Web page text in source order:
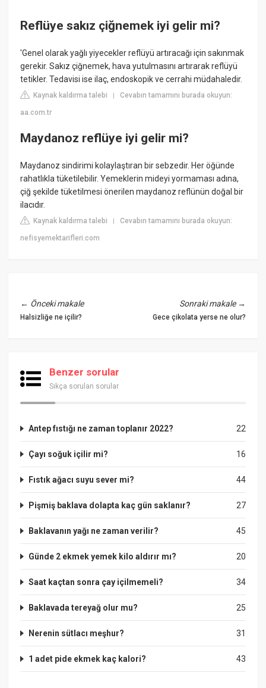
Reflüye sakız çiğnemek iyi gelir mi?
'Genel olarak yağlı yiyecekler reflüyü artıracağı için sakınmak
gerekir. Sakız çiğnemek, hava yutulmasını artırarak reflüyü
tetikler. Tedavisi ise ilaç, endoskopik ve cerrahi müdahaledir.
Kaynak kaldırma talebi |Cevabın tamamını burada okuyun:
aa.com.tr
Maydanoz reflüye iyi gelir mi?
Maydanoz sindirimi kolaylaştıran bir sebzedir. Her öğünde
rahatlıkla tüketilebilir. Yemeklerin mideyi yormaması adına,
çiğ şekilde tüketilmesi önerilen maydanoz reflünün doğal bir
ilacıdır.
Kaynak kaldırma talebi |Cevabın tamamını burada okuyun:
nefisyemektarifleri.com
← Önceki makale
Halsizliğe ne içilir?
Sonraki makale→
Gece çikolata yerse ne olur?
Benzer sorular
Sıkça sorulan sorular
22
Antep fıstığı ne zaman toplanır 2022?
16
Çayı soğuk içilir mi?
44
Fıstık ağacı suyu sever mi?
27
Pişmiş baklava dolapta kaç gün saklanır?
45
Baklavanın yağı ne zaman verilir?
20
Günde 2 ekmek yemek kilo aldırır mı?
34
Saat kaçtan sonra çay içilmemeli?
25
Baklavada tereyağ olur mu?
31
Nerenin sütlacı meşhur?
43
1 adet pide ekmek kaç kalori?